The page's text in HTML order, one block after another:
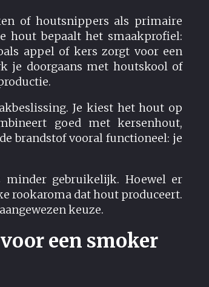
of houtsnippers als primaire
hout bepaalt het smaakprofiel:
appel of kers zorgt voor een
je doorgaans met houtskool of
Je kiest het hout op
goed met kersenhout,
brandstof vooral functioneel: je
gebruikelijk. Hoewel er
rookaroma dat hout produceert.
keuze.
een smoker